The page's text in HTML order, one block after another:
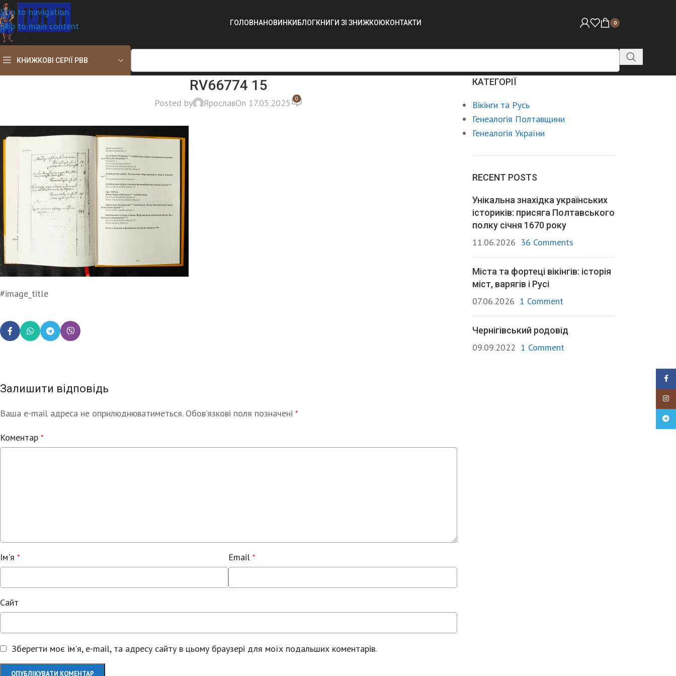
Skip to navigation
Skip to main content
ГОЛОВНАНОВИНКИ БЛОГКНИГИ ЗІ ЗНИЖКОЮКОНТАКТИ 0
КНИЖКОВІ СЕРІЇ РВВ
RV66774 15
Posted by ЯрославOn 17.05.2025 0
#image_title
Залишити відповідь
Ваша e-mail адреса не оприлюднюватиметься. Обов’язкові поля позначені *
Коментар *
Ім'я * Email*
Сайт
Зберегти моє ім'я, e-mail, та адресу сайту в цьому браузері для моїх подальших коментарів.
Alternative:
КАТЕГОРІЇ
Вікінги та Русь
Генеалогія Полтавщини
Генеалогія України
RECENT POSTS
Унікальна знахідка українських
істориків: присяга Полтавського
полку січня 1670 року
11.06.2026 36 Comments
Міста та фортеці вікінгів: історія
міст, варягів і Русі
07.06.2026 1 Comment
Чернігівський родовід
09.09.2022 1 Comment